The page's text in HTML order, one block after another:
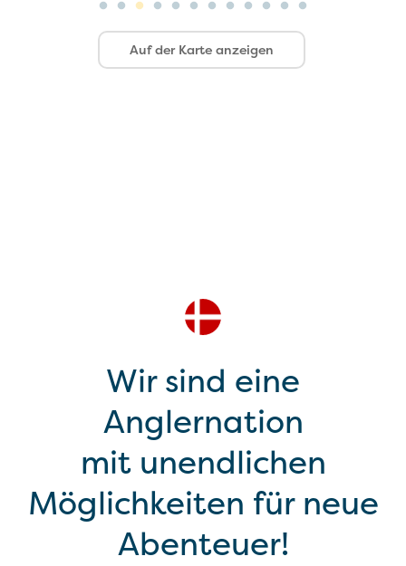
Auf der Karte anzeigen
Wir sind eine
Anglernation
mit unendlichen
Möglichkeiten für neue
Abenteuer!